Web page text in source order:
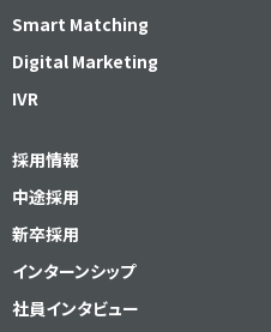
Smart Matching
Digital Marketing
IVR
採用情報
中途採用
新卒採用
インターンシップ
社員インタビュー